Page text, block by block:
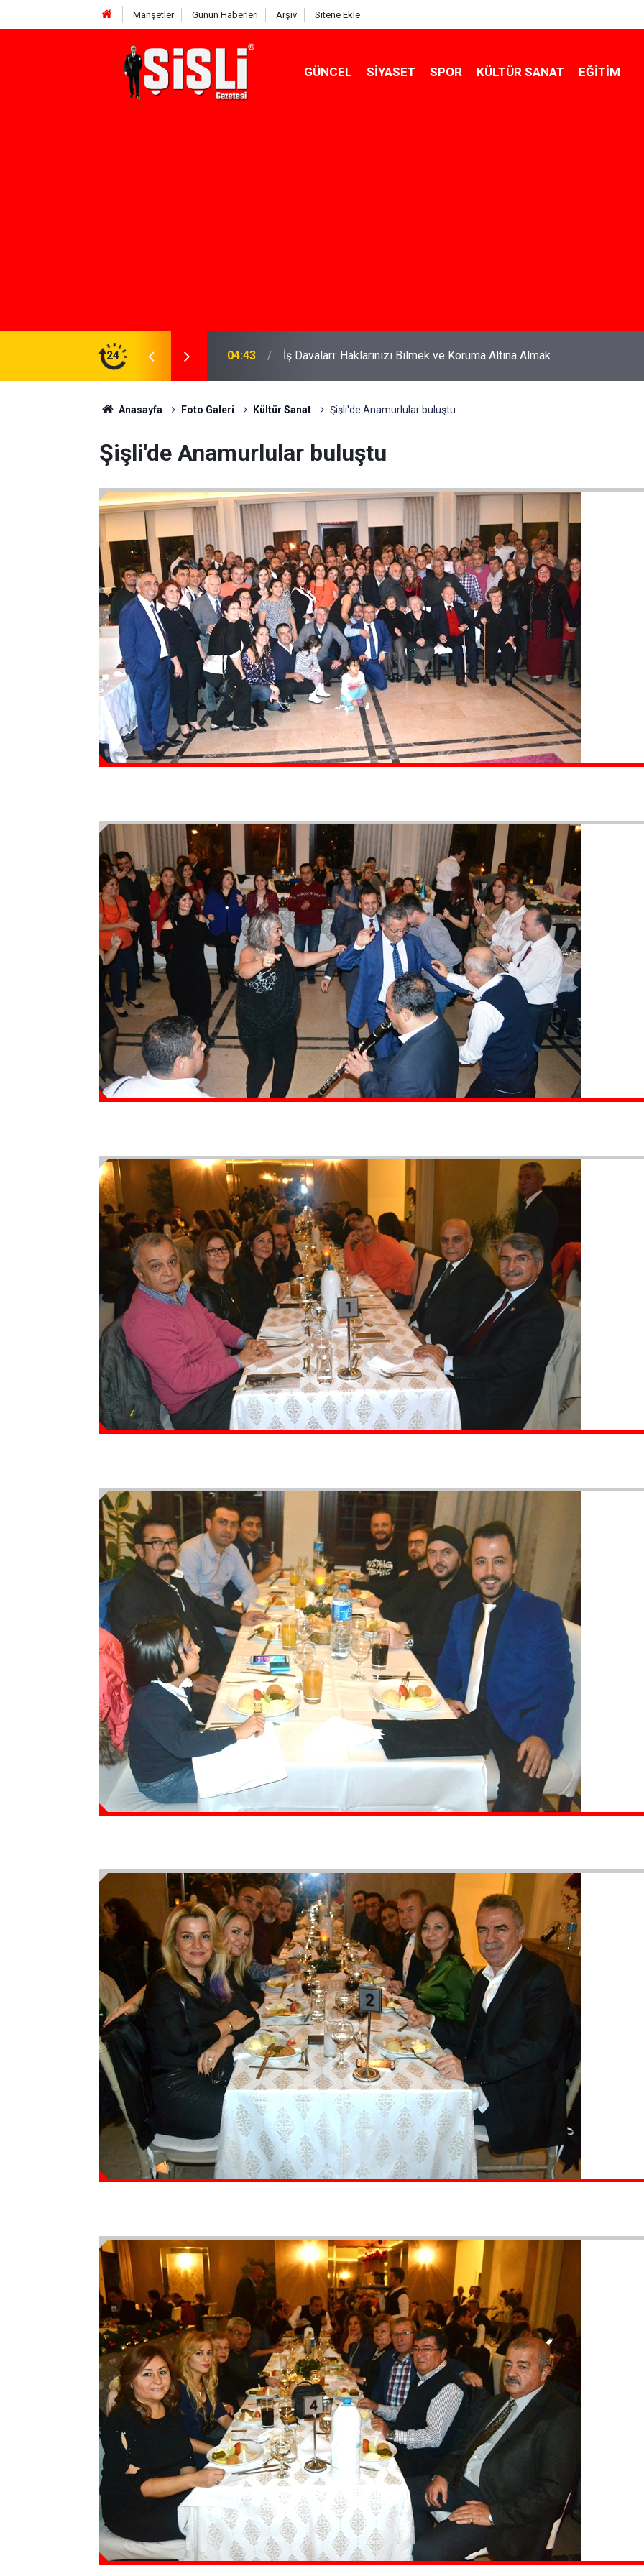
Manşetler Günün Haberleri Arşiv Sitene Ekle
GÜNCEL SIYASET SPOR KÜLTÜR SANAT EĞITIM
24
Koruma Altına Almak 22:37 Özlem Drahyalı Kimdir, Nereli ve Kaç Yaşındadır?
Anasayfa Foto Galeri Kültür Sanat Şişli'de Anamurlular buluştu
Şişli'de Anamurlular buluştu